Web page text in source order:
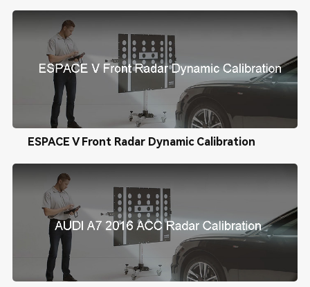
ESPACE V Front Radar Dynamic Calibration